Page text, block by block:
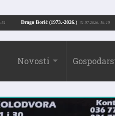
Drago Borić (1973.-2026.)
24.07.2026. 13:51
Novosti